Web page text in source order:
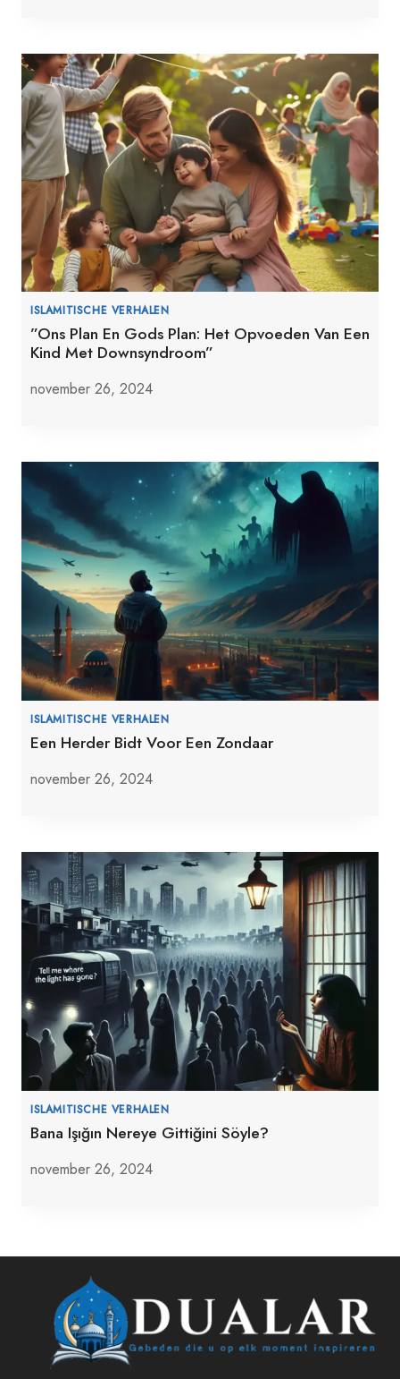
ISLAMITISCHE VERHALEN
”Ons Plan En Gods Plan: Het Opvoeden Van Een
Kind Met Downsyndroom”
november 26, 2024
ISLAMITISCHE VERHALEN
Een Herder Bidt Voor Een Zondaar
november 26, 2024
ISLAMITISCHE VERHALEN
Bana Işığın Nereye Gittiğini Söyle?
november 26, 2024